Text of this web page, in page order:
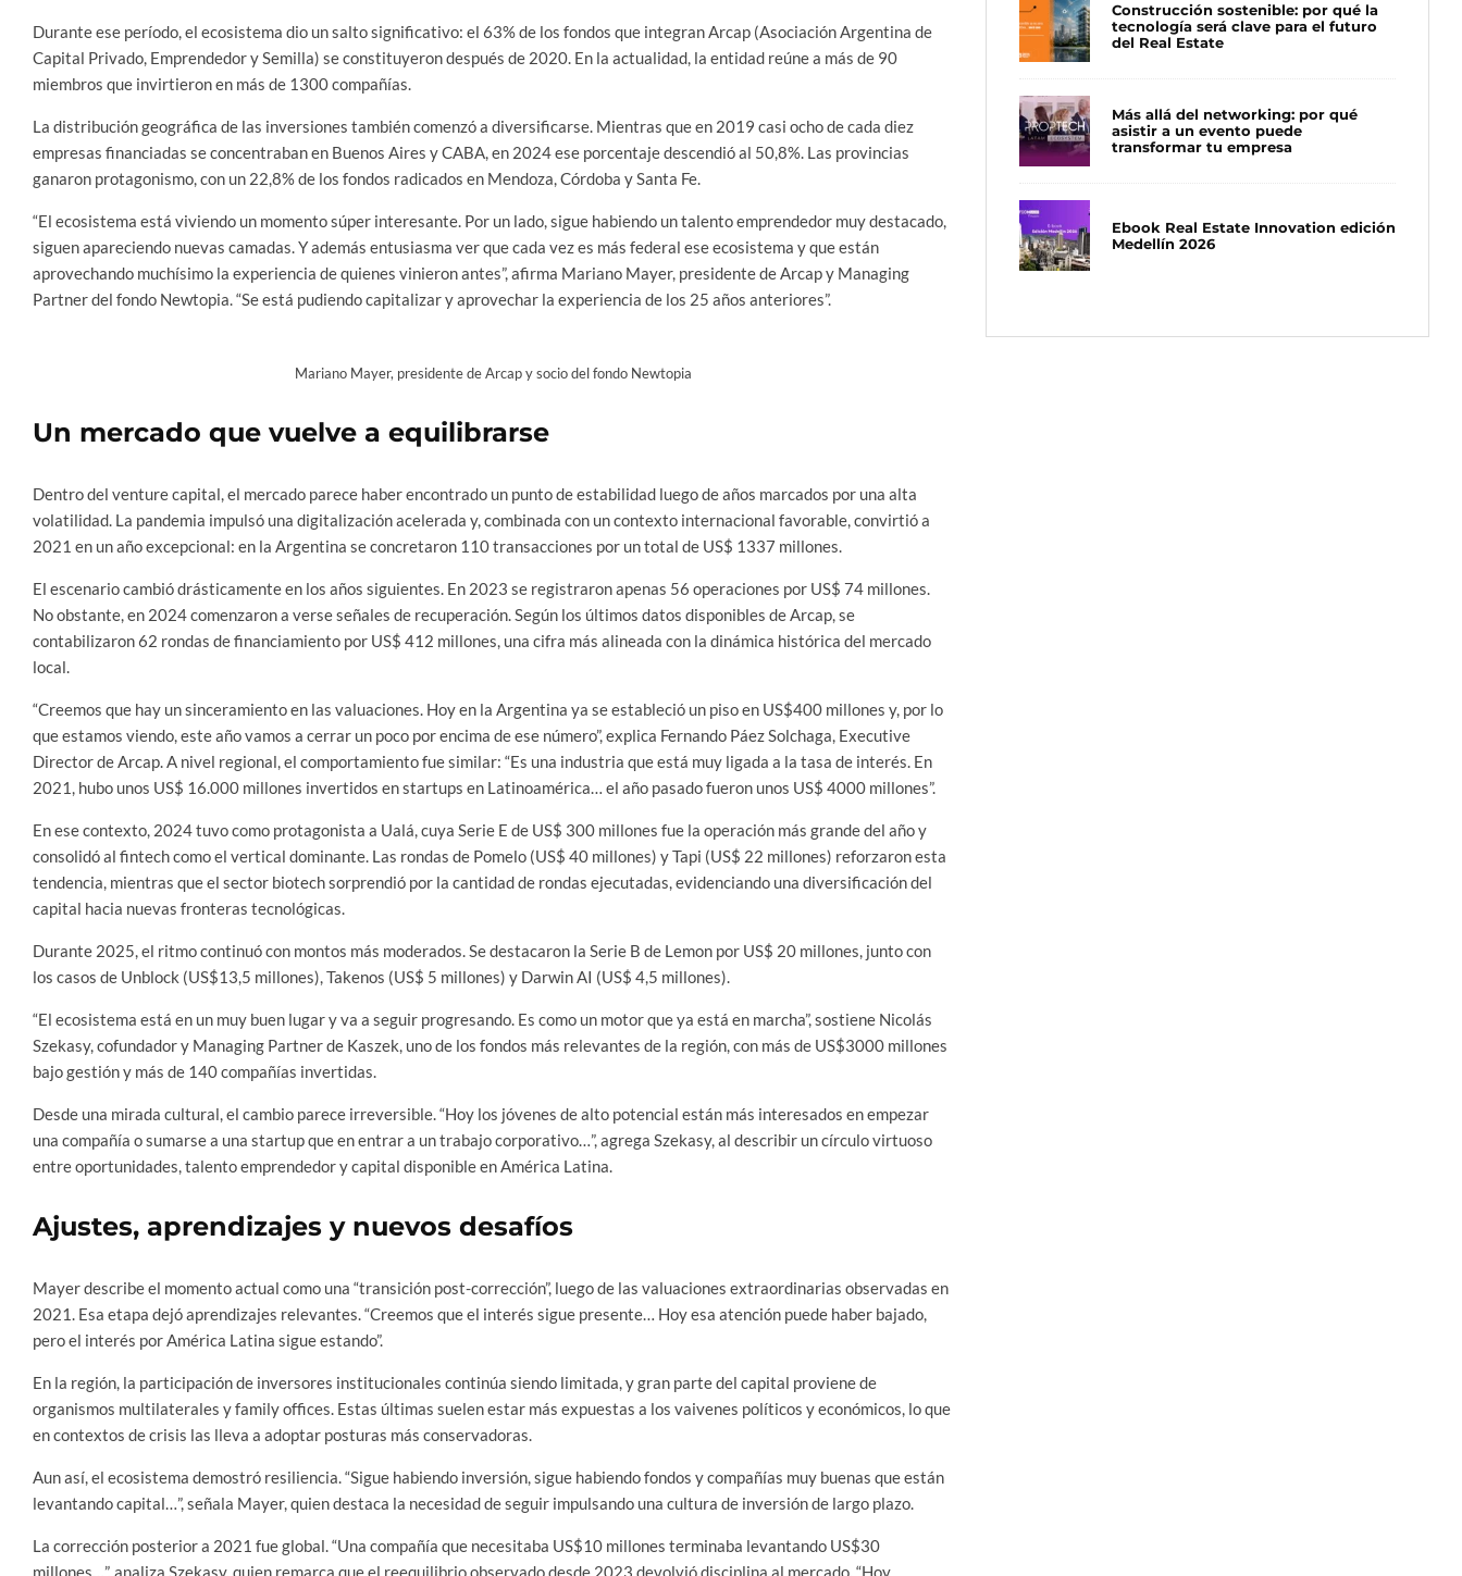
Durante ese período, el ecosistema dio un salto significativo: el 63% de los fondos que integran Arcap (Asociación Argentina de
Capital Privado, Emprendedor y Semilla) se constituyeron después de 2020. En la actualidad, la entidad reúne a más de 90
miembros que invirtieron en más de 1300 compañías.
La distribución geográfica de las inversiones también comenzó a diversificarse. Mientras que en 2019 casi ocho de cada diez
empresas financiadas se concentraban en Buenos Aires y CABA, en 2024 ese porcentaje descendió al 50,8%. Las provincias
ganaron protagonismo, con un 22,8% de los fondos radicados en Mendoza, Córdoba y Santa Fe.
“El ecosistema está viviendo un momento súper interesante. Por un lado, sigue habiendo un talento emprendedor muy destacado,
siguen apareciendo nuevas camadas. Y además entusiasma ver que cada vez es más federal ese ecosistema y que están
aprovechando muchísimo la experiencia de quienes vinieron antes”, afirma Mariano Mayer, presidente de Arcap y Managing
Partner del fondo Newtopia. “Se está pudiendo capitalizar y aprovechar la experiencia de los 25 años anteriores”.
Mariano Mayer, presidente de Arcap y socio del fondo Newtopia
Un mercado que vuelve a equilibrarse
Dentro del venture capital, el mercado parece haber encontrado un punto de estabilidad luego de años marcados por una alta
volatilidad. La pandemia impulsó una digitalización acelerada y, combinada con un contexto internacional favorable, convirtió a
2021 en un año excepcional: en la Argentina se concretaron 110 transacciones por un total de US$ 1337 millones.
El escenario cambió drásticamente en los años siguientes. En 2023 se registraron apenas 56 operaciones por US$ 74 millones.
No obstante, en 2024 comenzaron a verse señales de recuperación. Según los últimos datos disponibles de Arcap, se
contabilizaron 62 rondas de financiamiento por US$ 412 millones, una cifra más alineada con la dinámica histórica del mercado
local.
“Creemos que hay un sinceramiento en las valuaciones. Hoy en la Argentina ya se estableció un piso en US$400 millones y, por lo
que estamos viendo, este año vamos a cerrar un poco por encima de ese número”, explica Fernando Páez Solchaga, Executive
Director de Arcap. A nivel regional, el comportamiento fue similar: “Es una industria que está muy ligada a la tasa de interés. En
2021, hubo unos US$ 16.000 millones invertidos en startups en Latinoamérica… el año pasado fueron unos US$ 4000 millones”.
En ese contexto, 2024 tuvo como protagonista a Ualá, cuya Serie E de US$ 300 millones fue la operación más grande del año y
consolidó al fintech como el vertical dominante. Las rondas de Pomelo (US$ 40 millones) y Tapi (US$ 22 millones) reforzaron esta
tendencia, mientras que el sector biotech sorprendió por la cantidad de rondas ejecutadas, evidenciando una diversificación del
capital hacia nuevas fronteras tecnológicas.
Durante 2025, el ritmo continuó con montos más moderados. Se destacaron la Serie B de Lemon por US$ 20 millones, junto con
los casos de Unblock (US$13,5 millones), Takenos (US$ 5 millones) y Darwin AI (US$ 4,5 millones).
“El ecosistema está en un muy buen lugar y va a seguir progresando. Es como un motor que ya está en marcha”, sostiene Nicolás
Szekasy, cofundador y Managing Partner de Kaszek, uno de los fondos más relevantes de la región, con más de US$3000 millones
bajo gestión y más de 140 compañías invertidas.
Desde una mirada cultural, el cambio parece irreversible. “Hoy los jóvenes de alto potencial están más interesados en empezar
una compañía o sumarse a una startup que en entrar a un trabajo corporativo…”, agrega Szekasy, al describir un círculo virtuoso
entre oportunidades, talento emprendedor y capital disponible en América Latina.
Ajustes, aprendizajes y nuevos desafíos
Mayer describe el momento actual como una “transición post-corrección”, luego de las valuaciones extraordinarias observadas en
2021. Esa etapa dejó aprendizajes relevantes. “Creemos que el interés sigue presente… Hoy esa atención puede haber bajado,
pero el interés por América Latina sigue estando”.
En la región, la participación de inversores institucionales continúa siendo limitada, y gran parte del capital proviene de
organismos multilaterales y family offices. Estas últimas suelen estar más expuestas a los vaivenes políticos y económicos, lo que
en contextos de crisis las lleva a adoptar posturas más conservadoras.
Aun así, el ecosistema demostró resiliencia. “Sigue habiendo inversión, sigue habiendo fondos y compañías muy buenas que están
levantando capital…”, señala Mayer, quien destaca la necesidad de seguir impulsando una cultura de inversión de largo plazo.
La corrección posterior a 2021 fue global. “Una compañía que necesitaba US$10 millones terminaba levantando US$30
millones…”, analiza Szekasy, quien remarca que el reequilibrio observado desde 2023 devolvió disciplina al mercado. “Hoy
Construcción sostenible: por qué la
tecnología será clave para el futuro
del Real Estate
Más allá del networking: por qué
asistir a un evento puede
transformar tu empresa
Ebook Real Estate Innovation edición
Medellín 2026